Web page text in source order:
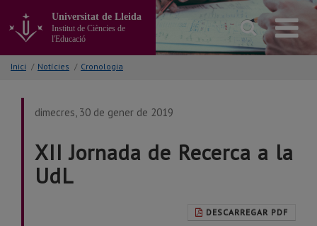
contingut
Universitat de Lleida
Institut de Ciències de
l'Educació
Inici / Notícies / Cronologia
dimecres, 30 de gener de 2019
XII Jornada de Recerca a la
UdL
DESCARREGAR PDF